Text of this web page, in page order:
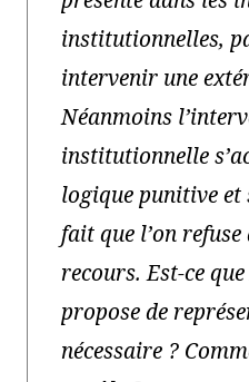
institutionnelles,
intervenir une
Néanmoins
institutionnelle
logique punitive
fait que l’on refuse
recours. Est-ce
propose de
nécessaire ?